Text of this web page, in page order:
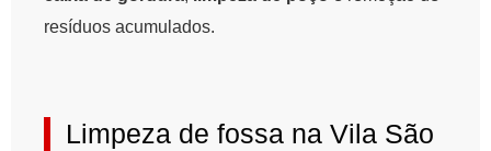
resíduos acumulados.
Limpeza de fossa na Vila São